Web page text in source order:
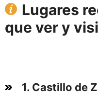
Lugares
que ver y
1. Castillo de